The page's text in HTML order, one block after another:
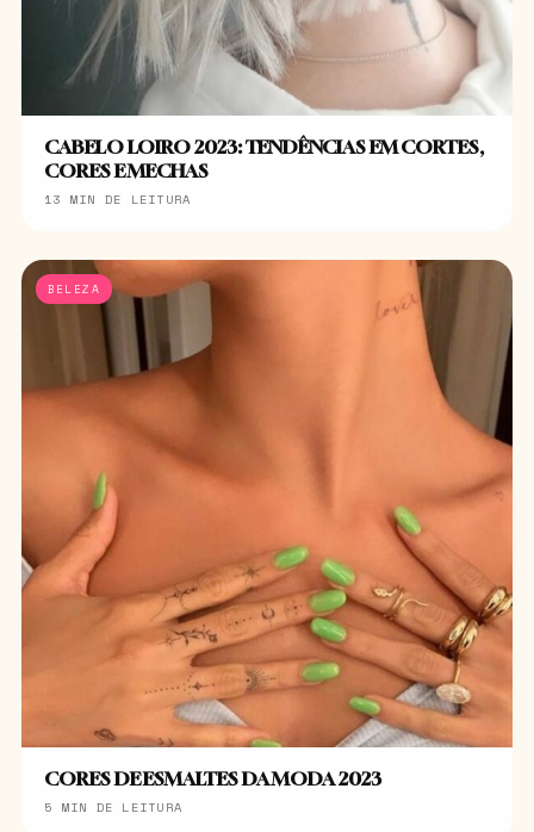
CABELO LOIRO 2023: TENDÊNCIAS EM CORTES,
CORES E MECHAS
13 MIN DE LEITURA
BELEZA
CORES DE ESMALTES DA MODA 2023
5 MIN DE LEITURA